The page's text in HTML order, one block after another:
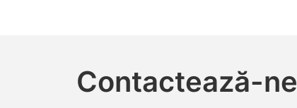
Contactează-ne